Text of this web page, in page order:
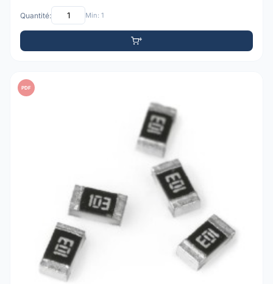
Quantité: Min: 1
PDF